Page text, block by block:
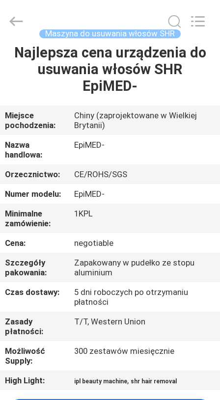
DOM
O
NAS
WYCIECZKA
PO
FABRYCE
KONTROLA
JAKOŚCI
SITEMAP
POLICY
2015
Medical
Maszyna do usuwania włosów SHR
Najlepsza cena urządzenia do
usuwania włosów SHR
EpiMED-
Miejsce
pochodzenia:
Chiny (zaprojektowane w Wielkiej
Brytanii)
Nazwa
handlowa:
EpiMED-
Orzecznictwo:
CE/ROHS/SGS
Numer modelu:
EpiMED-
Minimalne
zamówienie:
1KPL
Cena:
negotiable
Szczegóły
pakowania:
Zapakowany w pudełko ze stopu
aluminium
Czas dostawy:
5 dni roboczych po otrzymaniu
płatności
Zasady
płatności:
T/T, Western Union
Możliwość
Supply:
300 zestawów miesięcznie
High Light: ipl beauty machine, shr hair removal